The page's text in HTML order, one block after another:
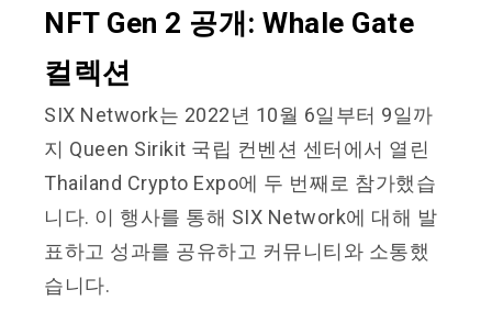
NFT Gen 2 공개: Whale Gate
컬렉션
SIX Network는 2022년 10월 6일부터 9일까
지 Queen Sirikit 국립 컨벤션 센터에서 열린
Thailand Crypto Expo에 두 번째로 참가했습
니다. 이 행사를 통해 SIX Network에 대해 발
표하고 성과를 공유하고 커뮤니티와 소통했
습니다.